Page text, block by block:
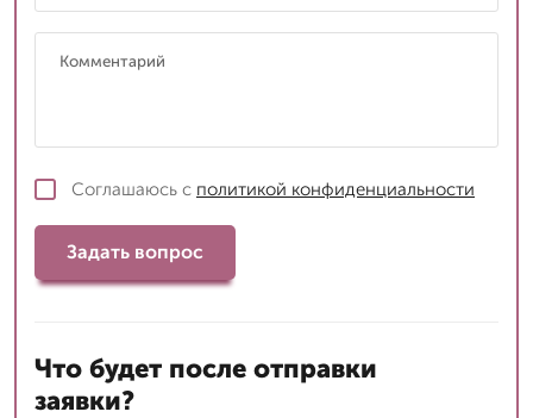
Соглашаюсь с политикой конфиденциальности
Задать вопрос
Что будет после отправки
заявки?